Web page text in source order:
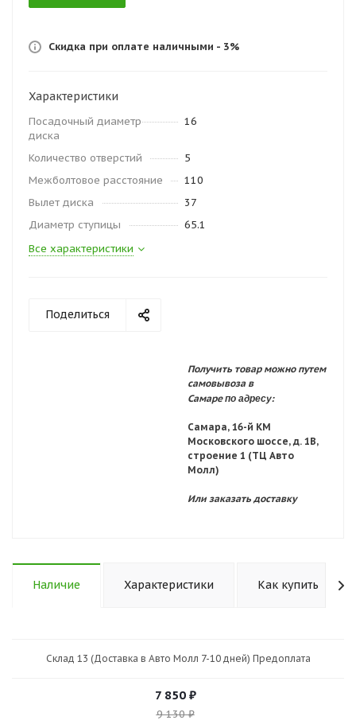
Скидка при оплате наличными - 3%
Характеристики
Посадочный диаметр
диска
16
Количество отверстий
5
Межболтовое расстояние
110
Вылет диска
37
Диаметр ступицы
65.1
Все характеристики
Поделиться
Получить товар можно путем
самовывоза в
Самарепо адресу:
Самара, 16-й КМ
Московского шоссе, д. 1В,
строение 1 (ТЦ Авто
Молл)
Или заказать доставку
Наличие Характеристики Как купить
Склад 13 (Доставка в Авто Молл 7-10 дней) Предоплата
7 850₽
9 130₽